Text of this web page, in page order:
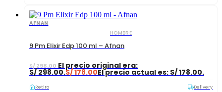
AFNAN
HOMBRE
9 Pm Elixir Edp 100 ml – Afnan
S/298.00 El precio original era:
S/ 298.00.S/178.00El precio actual es: S/ 178.00.
Retiro Delivery